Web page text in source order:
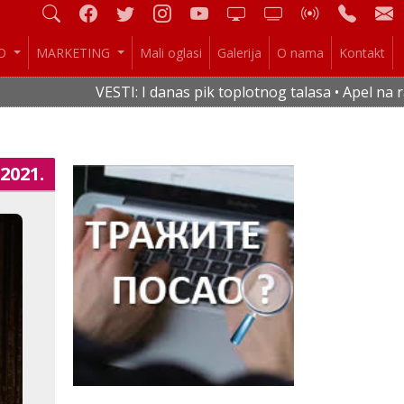
MARKETING Mali oglasi Galerija O nama Kontakt
VESTI: I danas pik toplotnog talasa • Apel na